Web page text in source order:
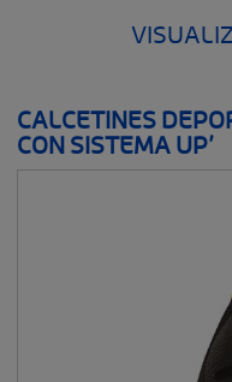
__SHOW
ORTÉSICA Y
LINFOLOGÍA Y
PRÓTESIS DE
AYUDA A LA
CALCETINES
CON SISTEMA UP’